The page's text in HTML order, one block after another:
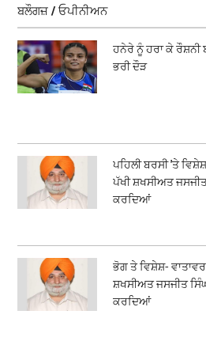
ਬਲੌਗਜ਼ / ਓਪੀਨੀਅਨ
ਹਨੇਰੇ ਨੂੰ ਹਰਾ ਕੇ ਰੌਸ਼ਨੀ
ਭਰੀ ਦੌੜ
ਪਹਿਲੀ ਬਰਸੀ 'ਤੇ
ਪੱਖੀ ਸ਼ਖਸੀਅਤ
ਕਰਦਿਆਂ
ਭੋਗ ਤੇ ਵਿਸ਼ੇਸ਼-
ਸ਼ਖਸੀਅਤ ਜਸਜੀਤ
ਕਰਦਿਆਂ